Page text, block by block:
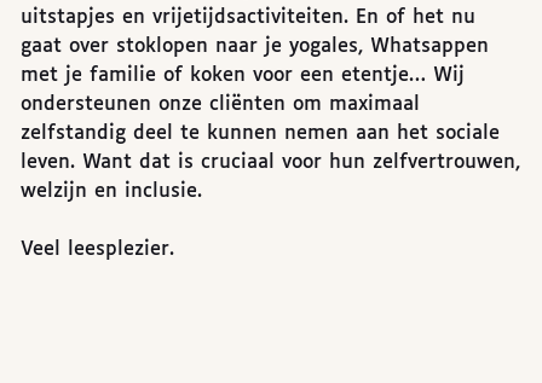
uitstapjes en vrijetijdsactiviteiten. En of het nu
gaat over stoklopen naar je yogales, Whatsappen
met je familie of koken voor een etentje… Wij
ondersteunen onze cliënten om maximaal
zelfstandig deel te kunnen nemen aan het sociale
leven. Want dat is cruciaal voor hun zelfvertrouwen,
welzijn en inclusie.
Veel leesplezier.